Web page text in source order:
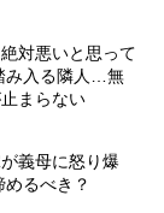
対悪いと思って
み入る隣人…無
まらない
義母に怒り爆
るべき？